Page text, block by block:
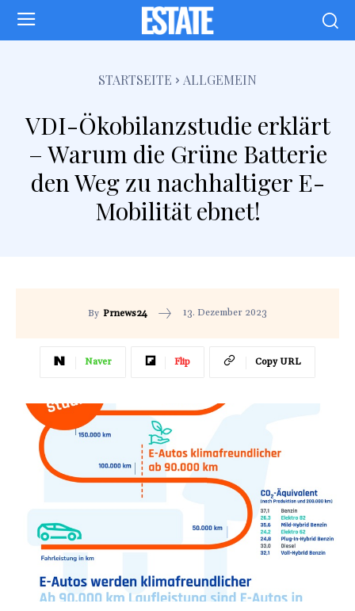
STARTSEITE ALLGEMEIN
VDI-Ökobilanzstudie erklärt
– Warum die Grüne Batterie
den Weg zu nachhaltiger E-
Mobilität ebnet!
By Prnews24 13. Dezember 2023
Naver Flip Copy URL